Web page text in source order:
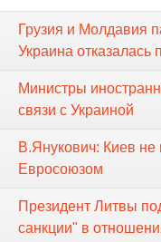
Грузия и Молдавия
Украина отказалась
Министры
связи с Украиной
В.Янукович: Киев не
Евросоюзом
Президент Литвы
санкции" в